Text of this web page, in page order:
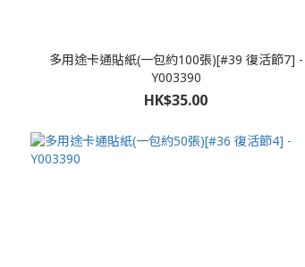
多用途卡通貼紙(一包約100張)[#39 復活節7] -
Y003390
HK$35.00